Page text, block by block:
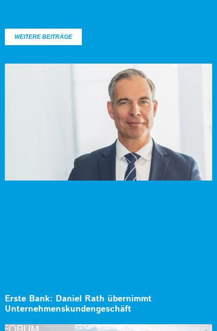
WEITERE BEITRÄGE
Erste Bank: Daniel Rath übernimmt
Unternehmenskundengeschäft